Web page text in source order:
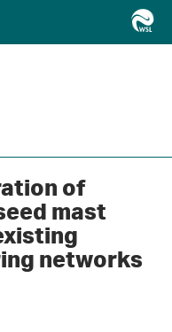
of
mast
networks